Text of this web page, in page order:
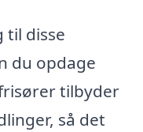
til disse
du opdage
tilbyder
så det